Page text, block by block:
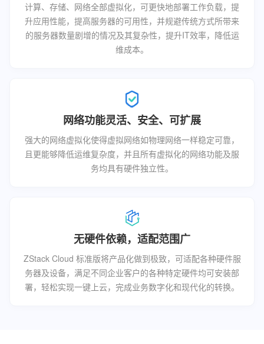
计算、存储、网络全部虚拟化，可更快地部署工作负载，提
升应用性能，提高服务器的可用性，并规避传统方式所带来
的服务器数量剧增的情况及其复杂性，提升IT效率，降低运
维成本。
网络功能灵活、安全、可扩展
强大的网络虚拟化使得虚拟网络如物理网络一样稳定可靠，
且更能够降低运维复杂度，并且所有虚拟化的网络功能及服
务均具有硬件独立性。
无硬件依赖，适配范围广
ZStack Cloud 标准版将产品化做到极致，可适配各种硬件服
务器及设备，满足不同企业客户的各种特定硬件均可安装部
署，轻松实现一键上云，完成业务数字化和现代化的转换。